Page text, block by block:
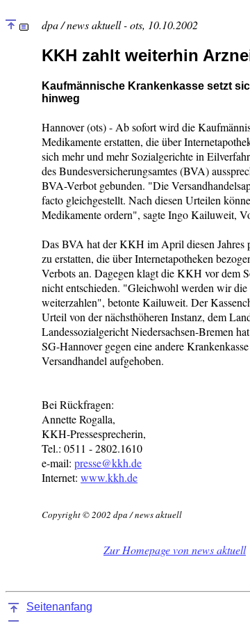
dpa / news aktuell - ots, 10.10.2002
KKH zahlt weiterhin
Kaufmännische Krankenkasse setzt
hinweg
Hannover (ots) - Ab sofort wird die
Medikamente erstatten, die über
sich mehr und mehr Sozialgerichte in
des Bundesversicherungsamtes (BVA)
BVA-Verbot gebunden. "Die
facto gleichgestellt. Nach diesen Urteilen
Medikamente ordern", sagte Ingo Kailuweit,
Das BVA hat der KKH im April diesen Jahres
zu erstatten, die über Internetapotheken
Verbots an. Dagegen klagt die KKH vor dem
nicht entschieden. "Gleichwohl werden wir
weiterzahlen", betonte Kailuweit. Der
Urteil von der nächsthöheren Instanz, dem
Landessozialgericht Niedersachsen-Bremen
SG-Hannover gegen eine andere
Versandhandel aufgehoben.
Bei Rückfragen:
Annette Rogalla,
KKH-Pressesprecherin,
Tel.: 0511 - 2802.1610
e-mail: presse@kkh.de
Internet: www.kkh.de
Copyright © 2002 dpa / news aktuell
Zur Homepage von news aktuell
Seitenanfang